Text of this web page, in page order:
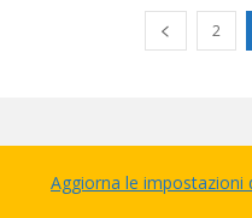
2
Aggiorna le impostazioni